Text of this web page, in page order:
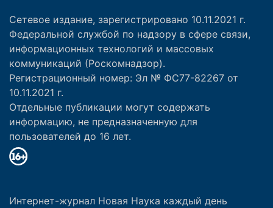
Сетевое издание, зарегистрировано 10.11.2021 г.
Федеральной службой по надзору в сфере связи,
информационных технологий и массовых
коммуникаций (Роскомнадзор).
Регистрационный номер: Эл № ФС77-82267 от
10.11.2021 г.
Отдельные публикации могут содержать
информацию, не предназначенную для
пользователей до 16 лет.
Интернет-журнал Новая Наука каждый день